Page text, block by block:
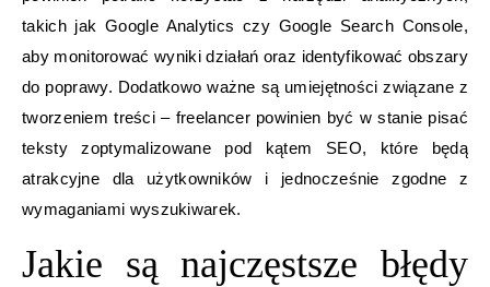
takich jak Google Analytics czy Google Search Console,
aby monitorować wyniki działań oraz identyfikować obszary
do poprawy. Dodatkowo ważne są umiejętności związane z
tworzeniem treści – freelancer powinien być w stanie pisać
teksty zoptymalizowane pod kątem SEO, które będą
atrakcyjne dla użytkowników i jednocześnie zgodne z
wymaganiami wyszukiwarek.
Jakie są najczęstsze błędy